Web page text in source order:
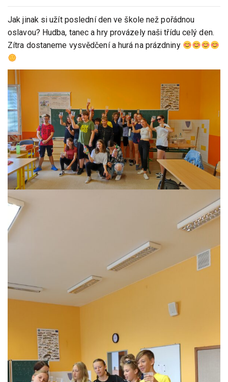
Jak jinak si užít poslední den ve škole než pořádnou
oslavou? Hudba, tanec a hry provázely naši třídu celý den.
Zítra dostaneme vysvědčení a hurá na prázdniny